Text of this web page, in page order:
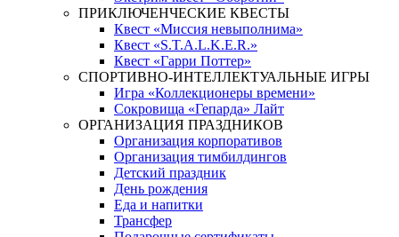
ПРИКЛЮЧЕНЧЕСКИЕ КВЕСТЫ
Квест «Миссия невыполнима»
Квест «S.T.A.L.K.E.R.»
Квест «Гарри Поттер»
СПОРТИВНО-ИНТЕЛЛЕКТУАЛЬНЫЕ ИГРЫ
Игра «Коллекционеры времени»
Сокровища «Гепарда» Лайт
ОРГАНИЗАЦИЯ ПРАЗДНИКОВ
Организация корпоративов
Организация тимбилдингов
Детский праздник
День рождения
Еда и напитки
Трансфер